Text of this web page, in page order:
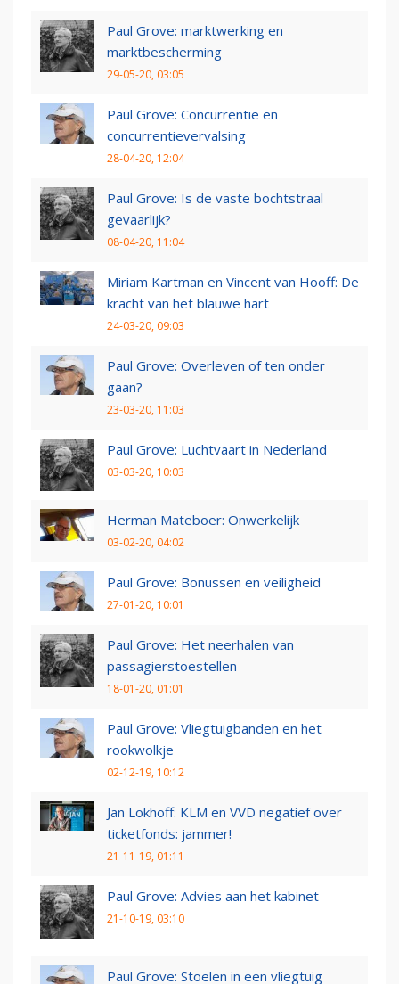
Paul Grove: marktwerking en
marktbescherming
29-05-20, 03:05
Paul Grove: Concurrentie en
concurrentievervalsing
28-04-20, 12:04
Paul Grove: Is de vaste bochtstraal
gevaarlijk?
08-04-20, 11:04
Miriam Kartman en Vincent van Hooff: De
kracht van het blauwe hart
24-03-20, 09:03
Paul Grove: Overleven of ten onder
gaan?
23-03-20, 11:03
Paul Grove: Luchtvaart in Nederland
03-03-20, 10:03
Herman Mateboer: Onwerkelijk
03-02-20, 04:02
Paul Grove: Bonussen en veiligheid
27-01-20, 10:01
Paul Grove: Het neerhalen van
passagierstoestellen
18-01-20, 01:01
Paul Grove: Vliegtuigbanden en het
rookwolkje
02-12-19, 10:12
Jan Lokhoff: KLM en VVD negatief over
ticketfonds: jammer!
21-11-19, 01:11
Paul Grove: Advies aan het kabinet
21-10-19, 03:10
Paul Grove: Stoelen in een vliegtuig